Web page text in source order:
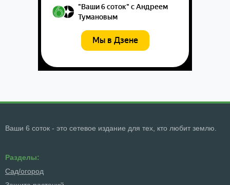
Ваши 6 соток - это сетевое издание для тех, кто любит землю.
Разделы:
Сад/огород